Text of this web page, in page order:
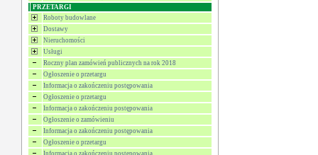
PRZETARGI
Roboty budowlane
Dostawy
Nieruchomości
Usługi
Roczny plan zamówień publicznych na rok 2018
Ogłoszenie o przetargu
Informacja o zakończeniu postępowania
Ogłoszenie o przetargu
Informacja o zakończeniu postępowania
Ogłoszenie o zamówieniu
Informacja o zakończeniu postępowania
Ogłoszenie o przetargu
Informacja o zakończeniu postępowania